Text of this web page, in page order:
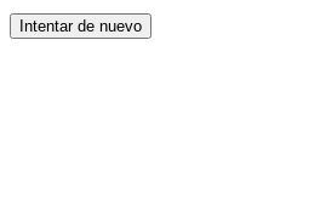
Intentar de nuevo